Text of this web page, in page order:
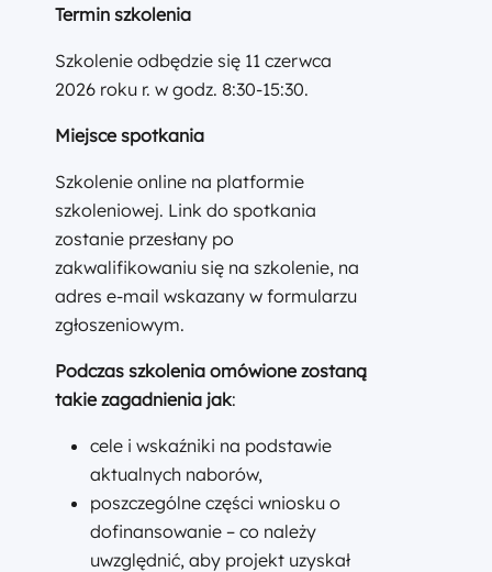
Termin szkolenia
Szkolenie odbędzie się 11 czerwca
2026 roku r. w godz. 8:30-15:30.
Miejsce spotkania
Szkolenie online na platformie
szkoleniowej. Link do spotkania
zostanie przesłany po
zakwalifikowaniu się na szkolenie, na
adres e-mail wskazany w formularzu
zgłoszeniowym.
Podczas szkolenia omówione zostaną
takie zagadnienia jak:
cele i wskaźniki na podstawie
aktualnych naborów,
poszczególne części wniosku o
dofinansowanie – co należy
uwzględnić, aby projekt uzyskał